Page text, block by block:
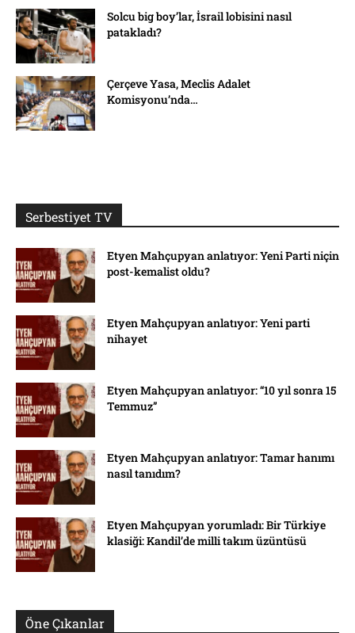
Solcu big boy’lar, İsrail lobisini nasıl
patakladı?
Çerçeve Yasa, Meclis Adalet
Komisyonu’nda…
Serbestiyet TV
Etyen Mahçupyan anlatıyor: Yeni Parti niçin
post-kemalist oldu?
Etyen Mahçupyan anlatıyor: Yeni parti
nihayet
Etyen Mahçupyan anlatıyor: “10 yıl sonra 15
Temmuz”
Etyen Mahçupyan anlatıyor: Tamar hanımı
nasıl tanıdım?
Etyen Mahçupyan yorumladı: Bir Türkiye
klasiği: Kandil’de milli takım üzüntüsü
Öne Çıkanlar